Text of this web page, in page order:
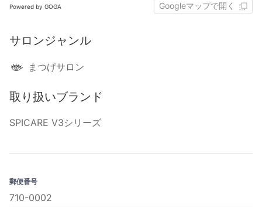
Powered by GOGA Googleマップで開く
サロンジャンル
まつげサロン
取り扱いブランド
SPICARE V3シリーズ
郵便番号
710-0002